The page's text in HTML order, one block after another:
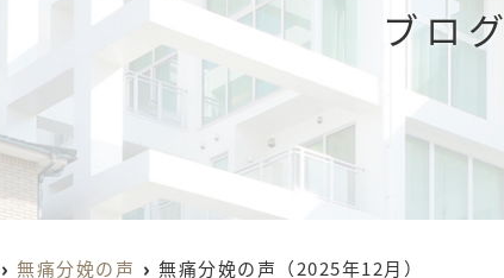
ブログ
無痛分娩の声 無痛分娩の声（2025年12月）